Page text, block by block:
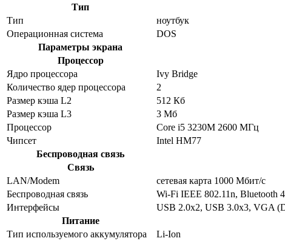
Тип
Тип
ноутбук
Операционная система
DOS
Параметры экрана
Процессор
Ядро процессора
Ivy Bridge
Количество ядер процессора
2
Размер кэша L2
512 Кб
Размер кэша L3
3 Мб
Процессор
Core i5 3230M 2600 МГц
Чипсет
Intel HM77
Беспроводная связь
Связь
LAN/Modem
сетевая карта 1000 Мбит/c
Беспроводная связь
Wi-Fi IEEE 802.11n, Bluetooth
Интерфейсы
USB 2.0x2, USB 3.0x3, VGA
Питание
Тип используемого аккумулятора
Li-Ion